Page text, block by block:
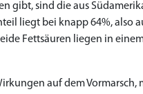
gibt, sind die aus
liegt bei knapp 64%, also
Fettsäuren liegen in
auf dem Vormarsch,